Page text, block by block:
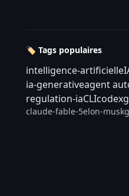
🏷️ Tags populaires
intelligence-artificielle
ia-generativeagent
regulation-iaCLIcodex
claude-fable-5elon-musk